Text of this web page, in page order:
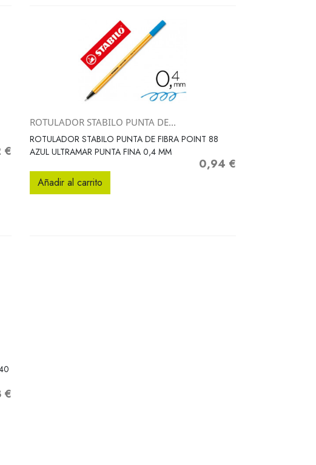
€
 Vista rápida
ROTULADOR STABILO PUNTA DE...
ROTULADOR STABILO PUNTA DE FIBRA POINT 88
AZUL ULTRAMAR PUNTA FINA 0,4 MM
Precio
0,94 €
Añadir al carrito
€